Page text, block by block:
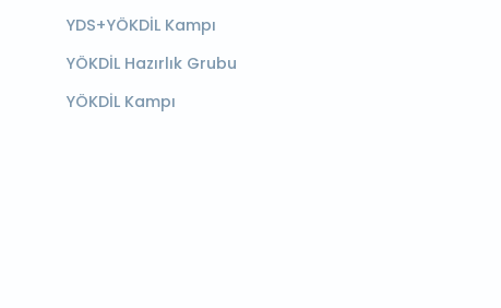
YDS+YÖKDİL Kampı
YÖKDİL Hazırlık Grubu
YÖKDİL Kampı